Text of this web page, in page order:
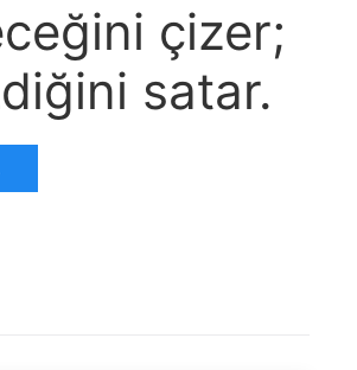
çizer;
satar.